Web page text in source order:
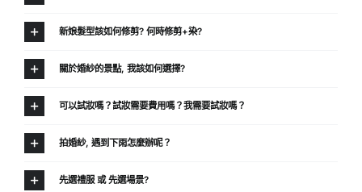
新娘髮型該如何修剪? 何時修剪+染?
關於婚紗的景點, 我該如何選擇?
可以試妝嗎？試妝需要費用嗎？我需要試妝嗎？
拍婚紗, 遇到下雨怎麼辦呢？
先選禮服 或 先選場景?